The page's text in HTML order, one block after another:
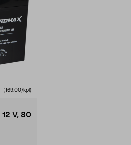
(169,00/kpl)
12 V, 80